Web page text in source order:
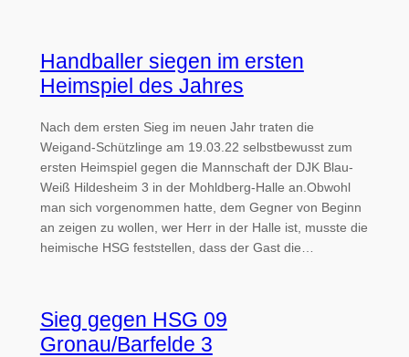
Handballer siegen im ersten
Heimspiel des Jahres
Nach dem ersten Sieg im neuen Jahr traten die
Weigand-Schützlinge am 19.03.22 selbstbewusst zum
ersten Heimspiel gegen die Mannschaft der DJK Blau-
Weiß Hildesheim 3 in der Mohldberg-Halle an.Obwohl
man sich vorgenommen hatte, dem Gegner von Beginn
an zeigen zu wollen, wer Herr in der Halle ist, musste die
heimische HSG feststellen, dass der Gast die…
Sieg gegen HSG 09
Gronau/Barfelde 3